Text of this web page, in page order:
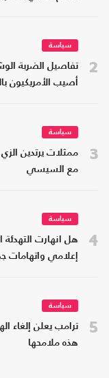
2
سياسة
تفاصيل الضربة
أصيب الأمريكيون
3
سياسة
ممثلات يرتدين
مع السيسي
4
سياسة
هل انهارت التهدئة
إعلامي واتهامات
5
سياسة
ترامب يعلن إلغاء
هذه ملامحها